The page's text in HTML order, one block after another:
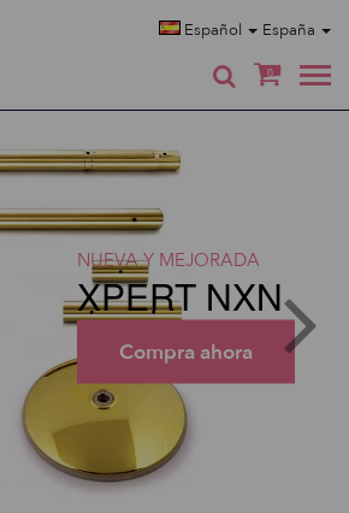
Español España
0
NUEVA Y MEJORADA
XPERT NXN
Compra ahora